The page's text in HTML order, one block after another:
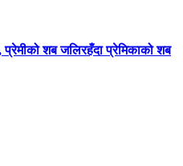
प्रेमीको शब जलिरहँदा प्रेमिकाको शब